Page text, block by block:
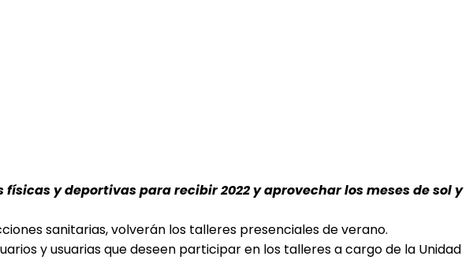
y deportivas para recibir 2022 y aprovechar los meses de sol y
sanitarias, volverán los talleres presenciales de verano.
y usuarias que deseen participar en los talleres a cargo de la Unidad